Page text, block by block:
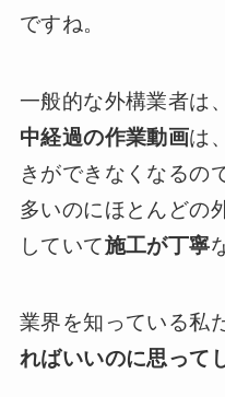
ですね。
一般的な外構業者は
中経過の作業動画は
きができなくなるの
多いのにほとんどの
していて施工が丁寧
業界を知っている私
ればいいのに思って